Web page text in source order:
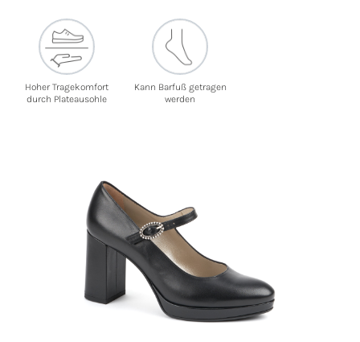
Hoher Tragekomfort
durch Plateausohle
Kann Barfuß getragen
werden